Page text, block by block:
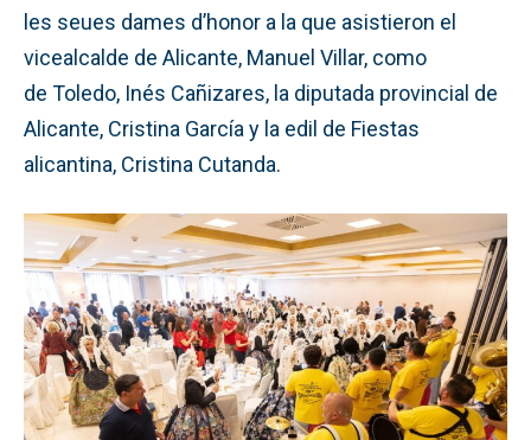
les seues dames d’honor a la que asistieron el
vicealcalde de Alicante, Manuel Villar, como
de Toledo, Inés Cañizares, la diputada provincial de
Alicante, Cristina García y la edil de Fiestas
alicantina, Cristina Cutanda.